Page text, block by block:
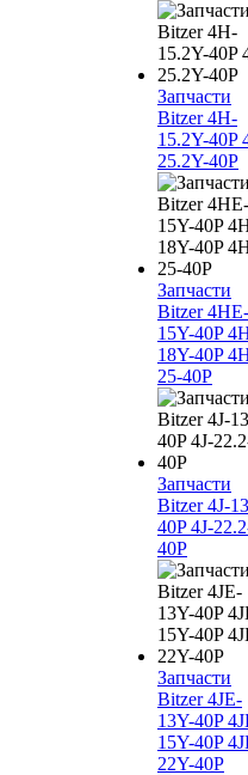
Запчасти
Bitzer 4H-
15.2Y-40P
25.2Y-40P
Запчасти
Bitzer 4HE-
15Y-40P
18Y-40P
25-40P
Запчасти
Bitzer
40P
40P
Запчасти
Bitzer 4JE-
13Y-40P
15Y-40P
22Y-40P